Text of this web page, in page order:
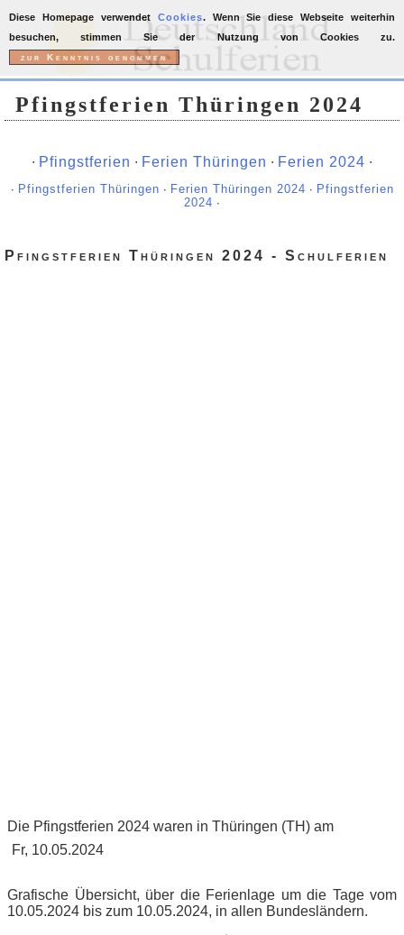
Pfingstferien Thüringen 2024
∙ Pfingstferien ∙ Ferien Thüringen ∙ Ferien 2024 ∙
∙ Pfingstferien Thüringen ∙ Ferien Thüringen 2024 ∙ Pfingstferien
2024 ∙
Pfingstferien Thüringen 2024 - Schulferien
Die Pfingstferien 2024 waren in Thüringen (TH) am
Fr, 10.05.2024
Grafische Übersicht, über die Ferienlage um die Tage vom
10.05.2024 bis zum 10.05.2024, in allen Bundesländern.
Diese Homepage verwendet Cookies. Wenn Sie diese Webseite weiterhin
besuchen, stimmen Sie der Nutzung von Cookies zu.